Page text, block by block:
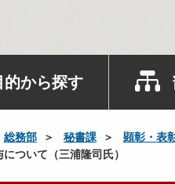
的から探す
総務部 秘書課 顕彰・表
ついて（三浦隆司氏）